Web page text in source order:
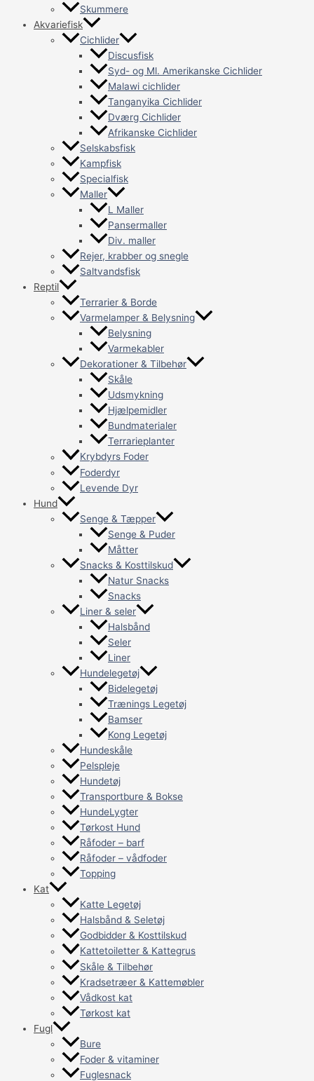
Skummere
Akvariefisk
Cichlider
Discusfisk
Syd- og Ml. Amerikanske Cichlider
Malawi cichlider
Tanganyika Cichlider
Dværg Cichlider
Afrikanske Cichlider
Selskabsfisk
Kampfisk
Specialfisk
Maller
L Maller
Pansermaller
Div. maller
Rejer, krabber og snegle
Saltvandsfisk
Reptil
Terrarier & Borde
Varmelamper & Belysning
Belysning
Varmekabler
Dekorationer & Tilbehør
Skåle
Udsmykning
Hjælpemidler
Bundmaterialer
Terrarieplanter
Krybdyrs Foder
Foderdyr
Levende Dyr
Hund
Senge & Tæpper
Senge & Puder
Måtter
Snacks & Kosttilskud
Natur Snacks
Snacks
Liner & seler
Halsbånd
Seler
Liner
Hundelegetøj
Bidelegetøj
Trænings Legetøj
Bamser
Kong Legetøj
Hundeskåle
Pelspleje
Hundetøj
Transportbure & Bokse
HundeLygter
Tørkost Hund
Råfoder – barf
Råfoder – vådfoder
Topping
Kat
Katte Legetøj
Halsbånd & Seletøj
Godbidder & Kosttilskud
Kattetoiletter & Kattegrus
Skåle & Tilbehør
Kradsetræer & Kattemøbler
Vådkost kat
Tørkost kat
Fugl
Bure
Foder & vitaminer
Fuglesnack